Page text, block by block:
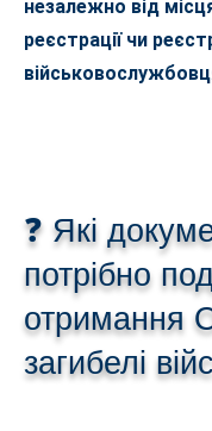
незалежно від
реєстрації чи
❓ Які
потрібно
отримання
загибелі